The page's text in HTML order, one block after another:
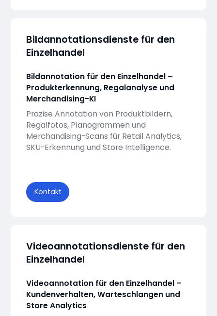
Bildannotationsdienste für den
Einzelhandel
Bildannotation für den Einzelhandel –
Produkterkennung, Regalanalyse und
Merchandising-KI
Präzise Annotation von Produktbildern,
Regalfotos, Planogrammen und
Merchandising-Scans für Retail Analytics,
SKU-Erkennung und Store Intelligence.
Kontakt
Videoannotationsdienste für den
Einzelhandel
Videoannotation für den Einzelhandel –
Kundenverhalten, Warteschlangen und
Store Analytics